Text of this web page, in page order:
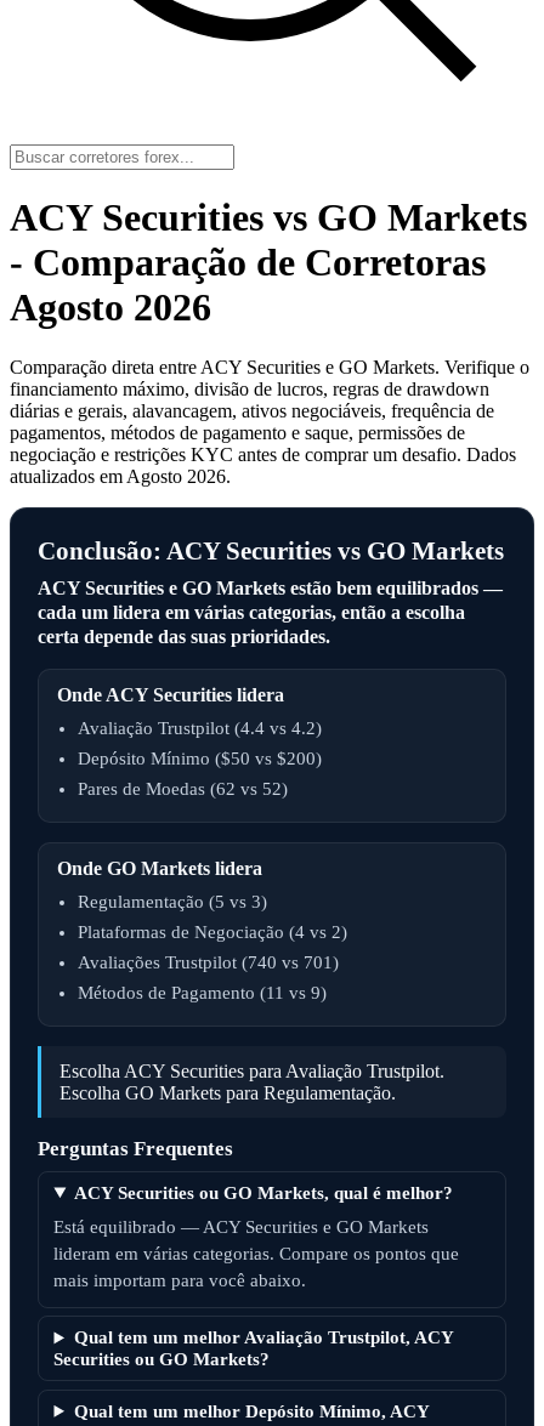
ACY Securities vs GO Markets
- Comparação de Corretoras
Agosto 2026
Comparação direta entre ACY Securities e GO Markets. Verifique o
financiamento máximo, divisão de lucros, regras de drawdown
diárias e gerais, alavancagem, ativos negociáveis, frequência de
pagamentos, métodos de pagamento e saque, permissões de
negociação e restrições KYC antes de comprar um desafio. Dados
atualizados em Agosto 2026.
Conclusão: ACY Securities vs GO Markets
ACY Securities e GO Markets estão bem equilibrados —
cada um lidera em várias categorias, então a escolha
certa depende das suas prioridades.
Onde ACY Securities lidera
Avaliação Trustpilot (4.4 vs 4.2)
Depósito Mínimo ($50 vs $200)
Pares de Moedas (62 vs 52)
Onde GO Markets lidera
Regulamentação (5 vs 3)
Plataformas de Negociação (4 vs 2)
Avaliações Trustpilot (740 vs 701)
Métodos de Pagamento (11 vs 9)
Escolha ACY Securities para Avaliação Trustpilot.
Escolha GO Markets para Regulamentação.
Perguntas Frequentes
ACY Securities ou GO Markets, qual é melhor?
Está equilibrado — ACY Securities e GO Markets
lideram em várias categorias. Compare os pontos que
mais importam para você abaixo.
Qual tem um melhor Avaliação Trustpilot, ACY
Securities ou GO Markets?
Qual tem um melhor Depósito Mínimo, ACY